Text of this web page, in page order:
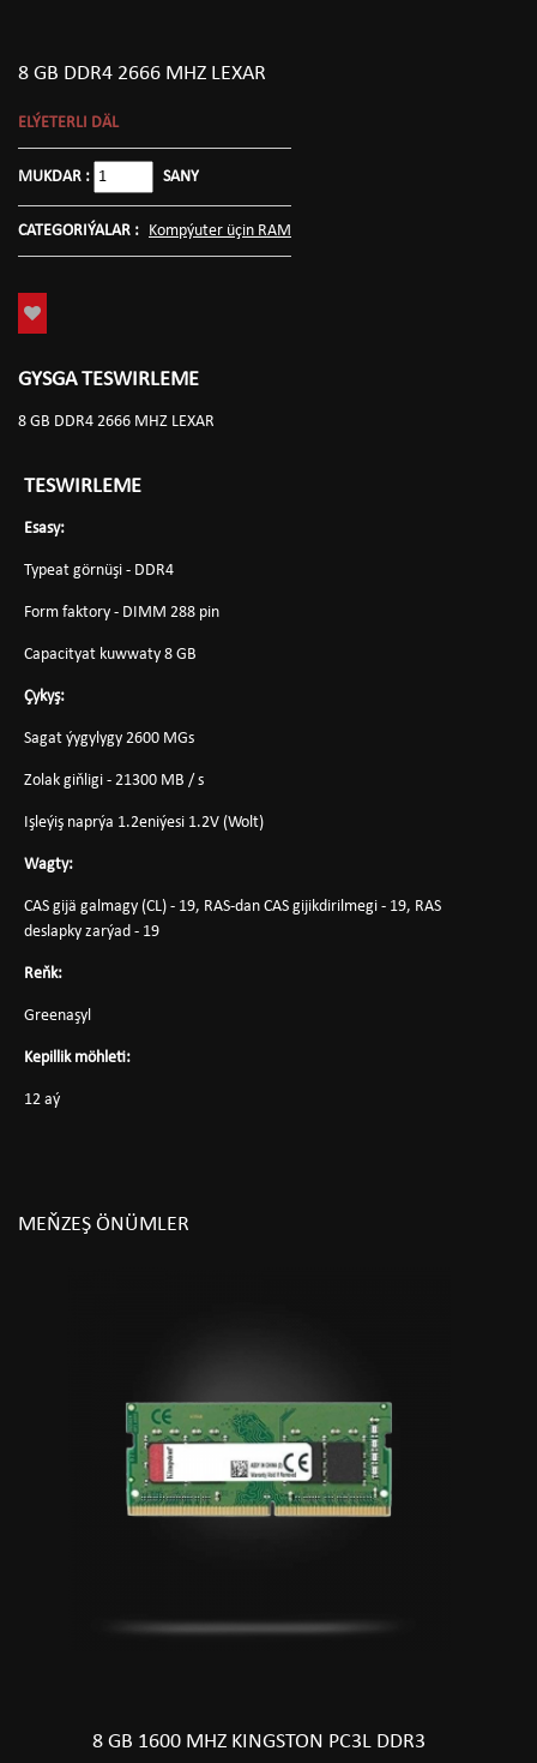
8 GB DDR4 2666 MHZ LEXAR
ELÝETERLI DÄL
MUKDAR : SANY
CATEGORIÝALAR : Kompýuter üçin RAM
GYSGA TESWIRLEME
8 GB DDR4 2666 MHZ LEXAR
TESWIRLEME
Esasy:
Typeat görnüşi - DDR4
Form faktory - DIMM 288 pin
Capacityat kuwwaty 8 GB
Çykyş:
Sagat ýygylygy 2600 MGs
Zolak giňligi - 21300 MB / s
Işleýiş naprýa 1.2eniýesi 1.2V (Wolt)
Wagty:
CAS gijä galmagy (CL) - 19, RAS-dan CAS gijikdirilmegi - 19, RAS
deslapky zarýad - 19
Reňk:
Greenaşyl
Kepillik möhleti:
12 aý
MEŇZEŞ ÖNÜMLER
8 GB 1600 MHZ KINGSTON PC3L DDR3